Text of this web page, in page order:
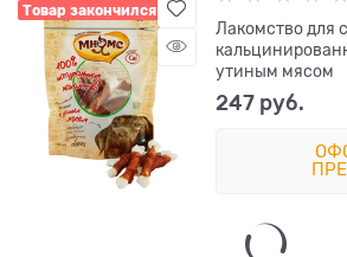
Товар закончился
Лакомство для
утиным мясом
247 руб.